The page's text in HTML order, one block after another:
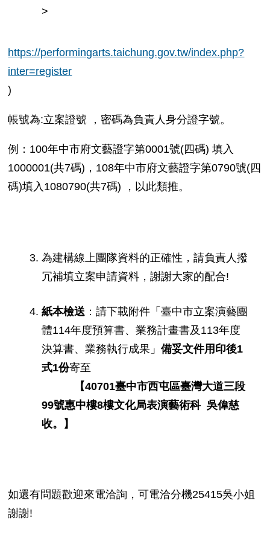
>
https://performingarts.taichung.gov.tw/index.php?
inter=register
)
帳號為:立案證號 ，密碼為負責人身分證字號。
例：100年中市府文藝證字第0001號(四碼) 填入
1000001(共7碼)，108年中市府文藝證字第0790號(四
碼)填入1080790(共7碼) ，以此類推。
為建構線上團隊資料的正確性，請負責人撥
冗補填立案申請資料，謝謝大家的配合!
紙本檢送 ：請下載附件「臺中市立案演藝團
體114年度預算書、業務計畫書及113年度
決算書、業務執行成果」 備妥文件用印後1
式1份寄至
【40701臺中市西屯區臺灣大道三段
99號惠中樓8樓文化局表演藝術科 吳偉慈
收。】
如還有問題歡迎來電洽詢，可電洽分機25415吳小姐
謝謝!